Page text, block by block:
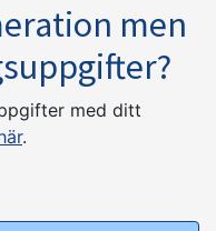
men
med ditt
.